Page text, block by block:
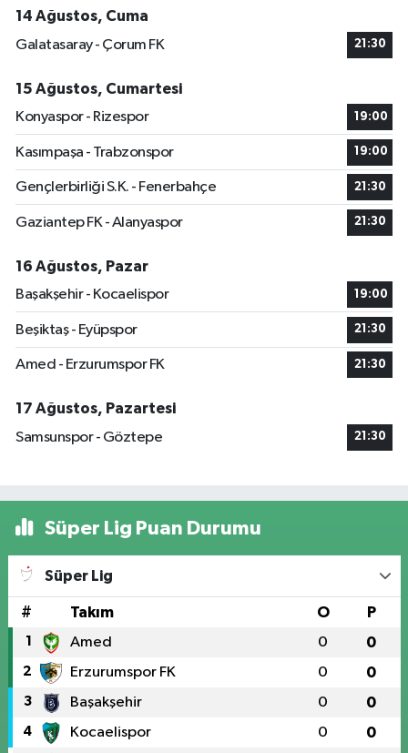
14 Ağustos, Cuma
Galatasaray - Çorum FK
21:30
15 Ağustos, Cumartesi
Konyaspor - Rizespor
19:00
Kasımpaşa - Trabzonspor 19:00
Gençlerbirliği S.K. - Fenerbahçe 21:30
Gaziantep FK - Alanyaspor 21:30
16 Ağustos, Pazar
Başakşehir - Kocaelispor
19:00
Beşiktaş - Eyüpspor 21:30
Amed - Erzurumspor FK 21:30
17 Ağustos, Pazartesi
Samsunspor - Göztepe
21:30
Süper Lig Puan Durumu
Süper Lig
# Takım O P
1 Amed 0 0
2 Erzurumspor FK 0 0
3 Başakşehir 0 0
4 Kocaelispor 0 0